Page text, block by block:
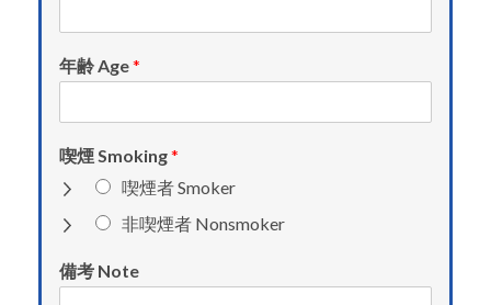
年齢 Age*
喫煙 Smoking*
喫煙者 Smoker
非喫煙者 Nonsmoker
備考 Note